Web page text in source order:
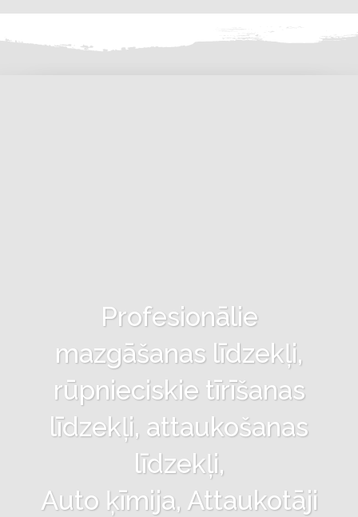
Profesionālie
mazgāšanas līdzekļi,
rūpnieciskie tīrīšanas
līdzekļi, attaukošanas
līdzekļi,
Auto ķīmija, Attaukotāji